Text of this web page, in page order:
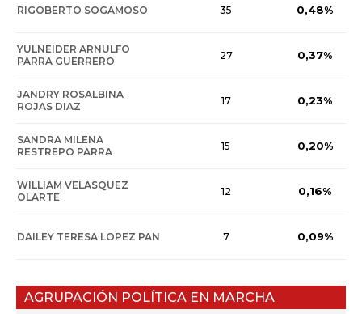
RIGOBERTO SOGAMOSO 35 0,48%
YULNEIDER ARNULFO
PARRA GUERRERO
27 0,37%
JANDRY ROSALBINA
ROJAS DIAZ
17 0,23%
SANDRA MILENA
RESTREPO PARRA
15 0,20%
WILLIAM VELASQUEZ
OLARTE
12 0,16%
DAILEY TERESA LOPEZ PAN 7 0,09%
AGRUPACIÓN POLÍTICA EN MARCHA